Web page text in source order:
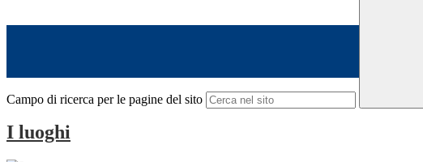
Campo di ricerca per le pagine del sito
I luoghi